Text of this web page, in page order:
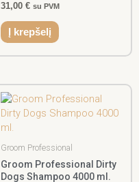
31,00 € su PVM
Į krepšelį
Groom Professional
Groom Professional Dirty
Dogs Shampoo 4000 ml.